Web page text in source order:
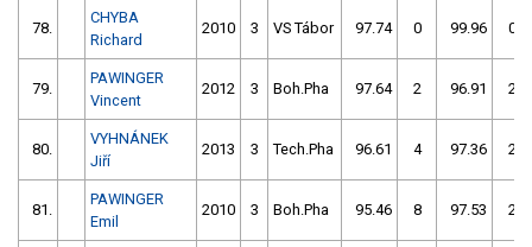
78.
CHYBA
Richard
2010 3 VS Tábor 97.74 0 99.96 0
79.
PAWINGER
Vincent
2012 3 Boh.Pha 97.64 2 96.91 2
80.
VYHNÁNEK
Jiří
2013 3 Tech.Pha 96.61 4 97.36 2
81.
PAWINGER
Emil
2010 3 Boh.Pha 95.46 8 97.53 2